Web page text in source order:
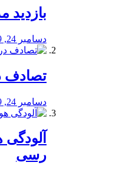
بازدید
دسامبر 24, 2019
تصادف
دسامبر 24, 2019
رسی